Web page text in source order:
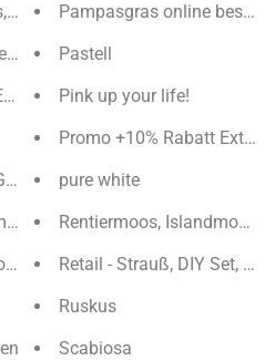
Ballenmoos
2022
UND GRÄSER
& Capblumen
22
Pampasgras online
Pastell
Pink up your life!
Promo +10% Rabatt Extra
pure white
Rentiermoos, Islandmoos,
Retail - Strauß, DIY Set,
Ruskus
Scabiosa